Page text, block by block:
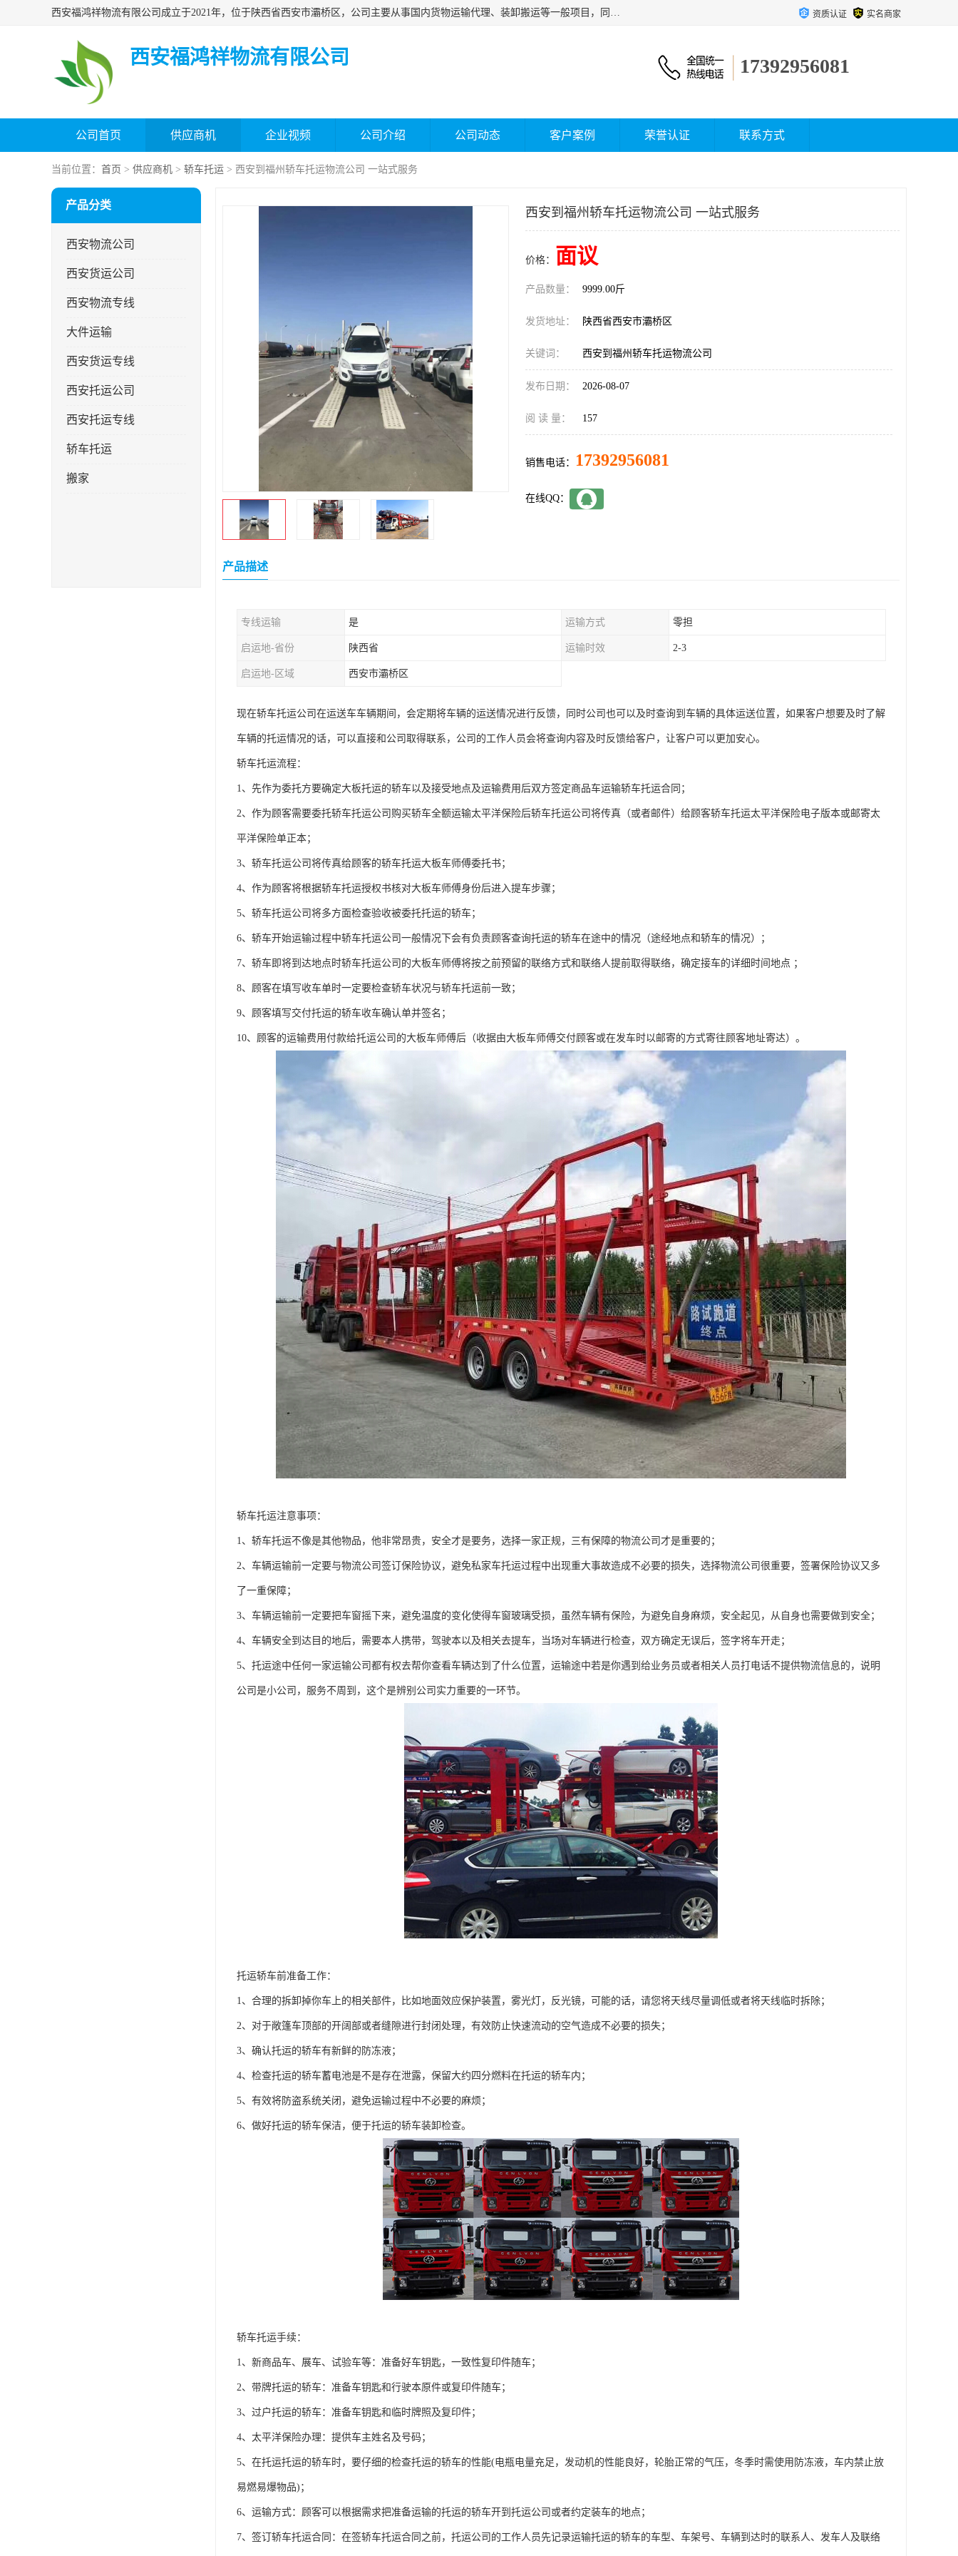
西安福鸿祥物流有限公司成立于2021年，位于陕西省西安市灞桥区，公司主要从事国内货物运输代理、装卸搬运等一般项目，同时具备道路货物运输（不含危险货物）的许可资质。凭借专业的物流服务和*的运输能力，公司致力于为客户提供安全、可靠的物流解决方案，满足多样化的运输需求，助力企业*运营。 资质认证 实名商家
西安福鸿祥物流有限公司 17392956081
公司首页 供应商机 企业视频 公司介绍 公司动态 客户案例 荣誉认证 联系方式
当前位置： 首页 > 供应商机 > 轿车托运 > 西安到福州轿车托运物流公司 一站式服务
产品分类
西安物流公司
西安货运公司
西安物流专线
大件运输
西安货运专线
西安托运公司
西安托运专线
轿车托运
搬家
西安到福州轿车托运物流公司 一站式服务
价格： 面议
产品数量： 9999.00斤
发货地址： 陕西省西安市灞桥区
关键词： 西安到福州轿车托运物流公司
发布日期： 2026-08-07
阅 读 量： 157
销售电话： 17392956081
在线QQ：
产品描述
专线运输 是 运输方式 零担
启运地-省份 陕西省 运输时效 2-3
启运地-区域 西安市灞桥区
现在轿车托运公司在运送车车辆期间，会定期将车辆的运送情况进行反馈，同时公司也可以及时查询到车辆的具体运送位置，如果客户想要及时了解
车辆的托运情况的话，可以直接和公司取得联系，公司的工作人员会将查询内容及时反馈给客户，让客户可以更加安心。
轿车托运流程：
1、先作为委托方要确定大板托运的轿车以及接受地点及运输费用后双方签定商品车运输轿车托运合同；
2、作为顾客需要委托轿车托运公司购买轿车全额运输太平洋保险后轿车托运公司将传真（或者邮件）给顾客轿车托运太平洋保险电子版本或邮寄太
平洋保险单正本；
3、轿车托运公司将传真给顾客的轿车托运大板车师傅委托书；
4、作为顾客将根据轿车托运授权书核对大板车师傅身份后进入提车步骤；
5、轿车托运公司将多方面检查验收被委托托运的轿车；
6、轿车开始运输过程中轿车托运公司一般情况下会有负责顾客查询托运的轿车在途中的情况（途经地点和轿车的情况）；
7、轿车即将到达地点时轿车托运公司的大板车师傅将按之前预留的联络方式和联络人提前取得联络，确定接车的详细时间地点 ；
8、顾客在填写收车单时一定要检查轿车状况与轿车托运前一致；
9、顾客填写交付托运的轿车收车确认单并签名；
10、顾客的运输费用付款给托运公司的大板车师傅后（收据由大板车师傅交付顾客或在发车时以邮寄的方式寄往顾客地址寄达）。
轿车托运注意事项：
1、轿车托运不像是其他物品，他非常昂贵，安全才是要务，选择一家正规，三有保障的物流公司才是重要的；
2、车辆运输前一定要与物流公司签订保险协议，避免私家车托运过程中出现重大事故造成不必要的损失，选择物流公司很重要，签署保险协议又多
了一重保障；
3、车辆运输前一定要把车窗摇下来，避免温度的变化使得车窗玻璃受损，虽然车辆有保险，为避免自身麻烦，安全起见，从自身也需要做到安全；
4、车辆安全到达目的地后，需要本人携带，驾驶本以及相关去提车，当场对车辆进行检查，双方确定无误后，签字将车开走；
5、托运途中任何一家运输公司都有权去帮你查看车辆达到了什么位置，运输途中若是你遇到给业务员或者相关人员打电话不提供物流信息的，说明
公司是小公司，服务不周到，这个是辨别公司实力重要的一环节。
托运轿车前准备工作：
1、合理的拆卸掉你车上的相关部件，比如地面效应保护装置，雾光灯，反光镜，可能的话，请您将天线尽量调低或者将天线临时拆除；
2、对于敞篷车顶部的开阔部或者缝隙进行封闭处理，有效防止快速流动的空气造成不必要的损失；
3、确认托运的轿车有新鲜的防冻液；
4、检查托运的轿车蓄电池是不是存在泄露，保留大约四分燃料在托运的轿车内；
5、有效将防盗系统关闭，避免运输过程中不必要的麻烦；
6、做好托运的轿车保洁，便于托运的轿车装卸检查。
轿车托运手续：
1、新商品车、展车、试验车等：准备好车钥匙，一致性复印件随车；
2、带牌托运的轿车：准备车钥匙和行驶本原件或复印件随车；
3、过户托运的轿车：准备车钥匙和临时牌照及复印件；
4、太平洋保险办理：提供车主姓名及号码；
5、在托运托运的轿车时，要仔细的检查托运的轿车的性能(电瓶电量充足，发动机的性能良好，轮胎正常的气压，冬季时需使用防冻液，车内禁止放
易燃易爆物品)；
6、运输方式：顾客可以根据需求把准备运输的托运的轿车开到托运公司或者约定装车的地点；
7、签订轿车托运合同：在签轿车托运合同之前，托运公司的工作人员先记录运输托运的轿车的车型、车架号、车辆到达时的联系人、发车人及联络